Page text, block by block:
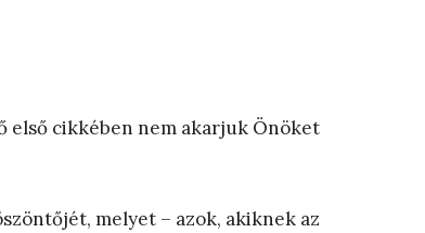
első cikkében nem akarjuk Önöket
melyet – azok, akiknek az